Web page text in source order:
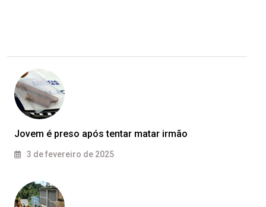
Jovem é preso após tentar matar irmão
3 de fevereiro de 2025